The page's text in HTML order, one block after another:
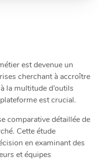
est devenue un
cherchant à accroître
la multitude d’outils
est crucial.
comparative détaillée de
Cette étude
en examinant des
et équipes